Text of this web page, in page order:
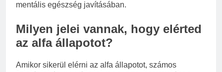
mentális egészség javításában.
Milyen jelei vannak, hogy elérted
az alfa állapotot?
Amikor sikerül elérni az alfa állapotot, számos